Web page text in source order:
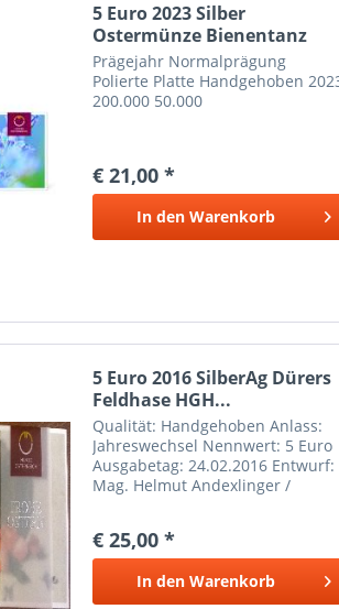
5 Euro 2023 Silber
Ostermünze Bienentanz
HGH...
Prägejahr Normalprägung
Polierte Platte Handgehoben
200.000 50.000
€ 21,00 *
In den Warenkorb
5 Euro 2016 SilberAg Dürers
Feldhase HGH...
Qualität: Handgehoben Anlass:
Jahreswechsel Nennwert: 5 Euro
Ausgabetag: 24.02.2016 Entwurf:
Mag. Helmut Andexlinger /
Feingewicht: 8,00 g
Gesamtgewicht: 10,00
€ 25,00 *
In den Warenkorb